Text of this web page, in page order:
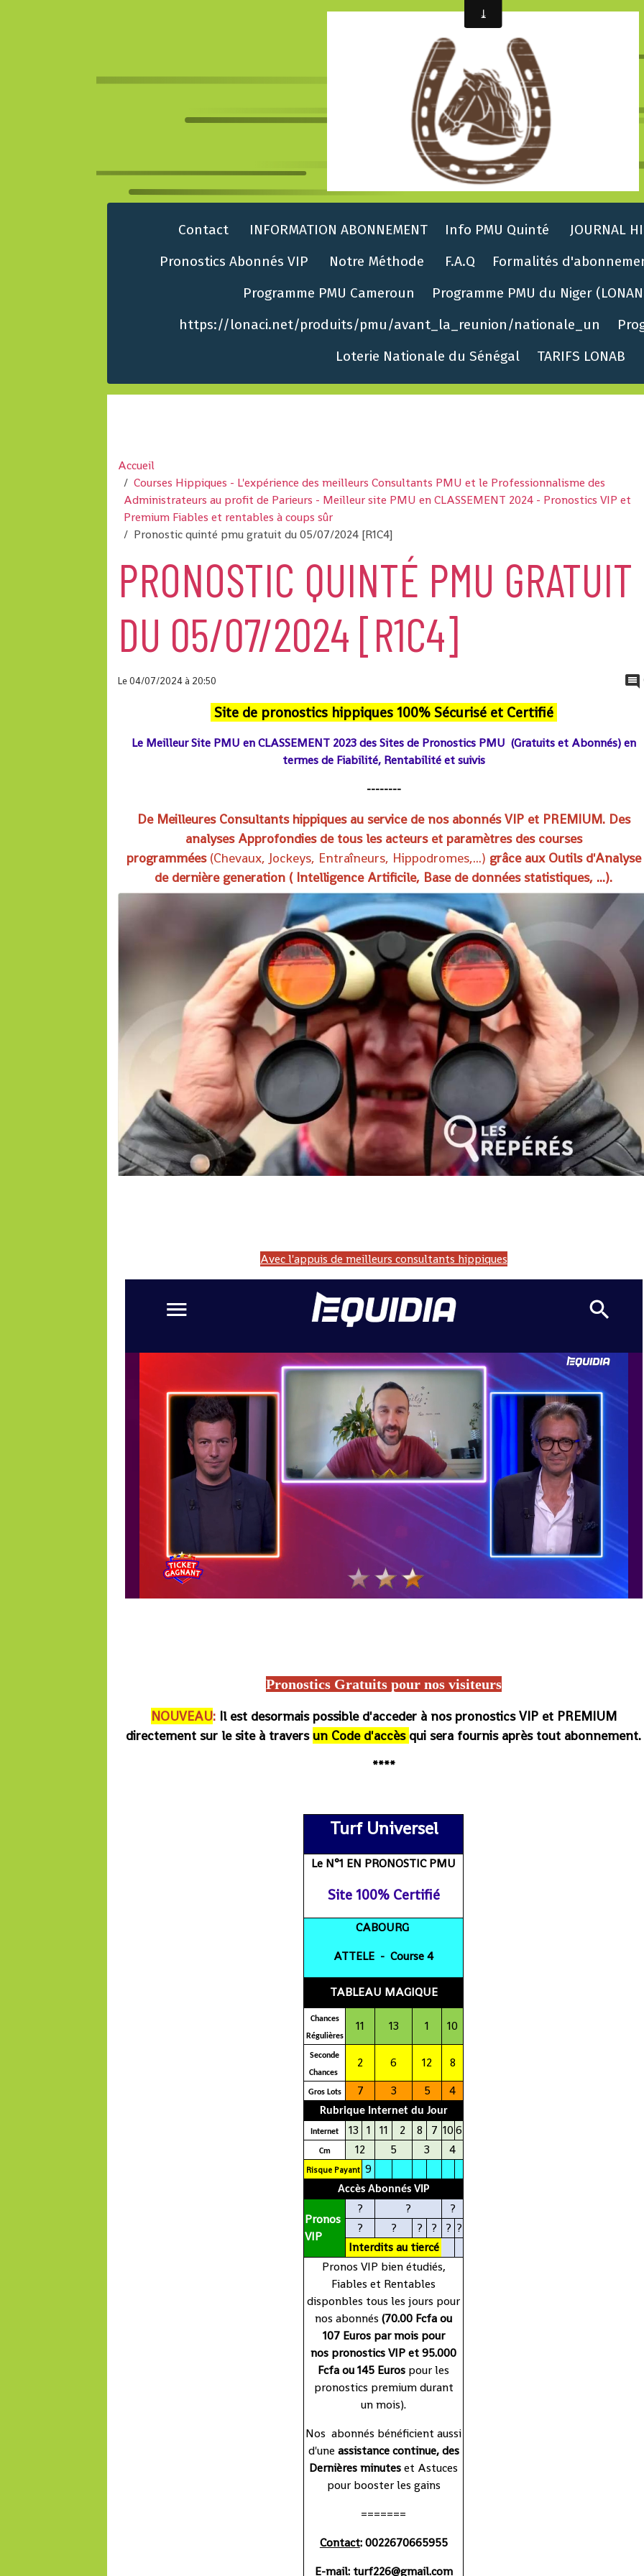
Contact INFORMATION ABONNEMENT Info PMU Quinté
JOURNAL
Pronostics Abonnés VIP
Notre Méthode F.A.Q
Formalités
Programme PMU Cameroun
Programme PMU du Niger
https://lonaci.net/produits/pmu/avant_la_reunion/nationale_un
Loterie Nationale du Sénégal
TARIFS LONAB
Accueil
Courses Hippiques - L'expérience des meilleurs Consultants PMU et le Professionnalisme des
Administrateurs au profit de Parieurs - Meilleur site PMU en CLASSEMENT 2024 - Pronostics VIP et
Premium Fiables et rentables à coups sûr
Pronostic quinté pmu gratuit du 05/07/2024 [R1C4]
PRONOSTIC QUINTÉ PMU GRATUIT
DU 05/07/2024 [R1C4]
Le 04/07/2024à 20:50
Site de pronostics hippiques 100% Sécurisé et Certifié
Le Meilleur Site PMU en CLASSEMENT 2023 des Sites de Pronostics PMU (Gratuits et Abonnés) en
termes de Fiabilité, Rentabilité et suivis
--------
De Meilleures Consultants hippiques au service de nos abonnés VIP et PREMIUM. Des
analyses Approfondies de tous les acteurs et paramètres des courses
programmées (Chevaux, Jockeys, Entraîneurs, Hippodromes,...) grâce aux Outils d'Analyse
de dernière generation ( Intelligence Artificile, Base de données statistiques, ...).
Avec l'appuis de meilleurs consultants hippiques
Pronostics Gratuitspour nos visiteurs
NOUVEAU: Il est desormais possible d'acceder à nos pronostics VIP et PREMIUM
directement sur le site à travers un Code d'accès qui sera fournis après tout abonnement.
****
Turf Universel
Le N°1 EN PRONOSTIC PMU
Site 100% Certifié
CABOURG
ATTELE - Course 4
TABLEAU MAGIQUE
Chances
Régulières
11 13 1 10
Seconde
Chances
2 6 12 8
Gros Lots 7 3 5 4
Rubrique Internet du Jour
Internet 13 1 11 2 8 7 106
Cm 12 5 3 4
Risque Payant 9
Accès Abonnés VIP
Pronos
VIP
? ?
?
?
? ? ? ? ?
Interditsau tiercé
Pronos VIP bien étudiés,
Fiables et Rentables
disponbles tous les jours pour
nos abonnés(70.00 Fcfa ou
107 Euros par mois pour
nos pronostics VIP et 95.000
Fcfa ou 145 Euros pour les
pronostics premium durant
un mois).
Nos abonnés bénéficient aussi
d'uneassistance continue, des
Dernières minuteset Astuces
pour booster les gains
=======
Contact: 0022670665955
E-mail: turf226@gmail.com